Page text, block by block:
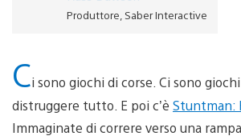
Produttore, Saber Interactive
Ci sono giochi di corse. Ci sono
distruggere tutto. E poi c’è Stuntman:
Immaginate di correre verso una